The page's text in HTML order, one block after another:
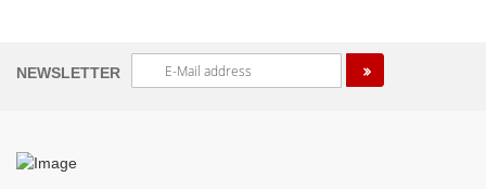
NEWSLETTER
Melden
Sie